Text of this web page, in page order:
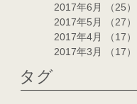
2017年6月
（25）
2017年5月
（27）
2017年4月
（17）
2017年3月
（17）
タグ